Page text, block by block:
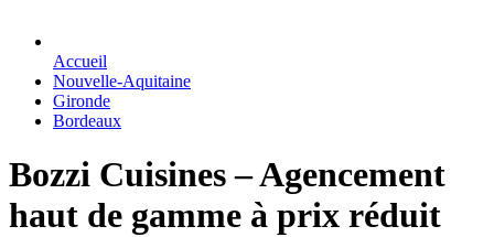
Accueil
Nouvelle-Aquitaine
Gironde
Bordeaux
Bozzi Cuisines – Agencement
haut de gamme à prix réduit